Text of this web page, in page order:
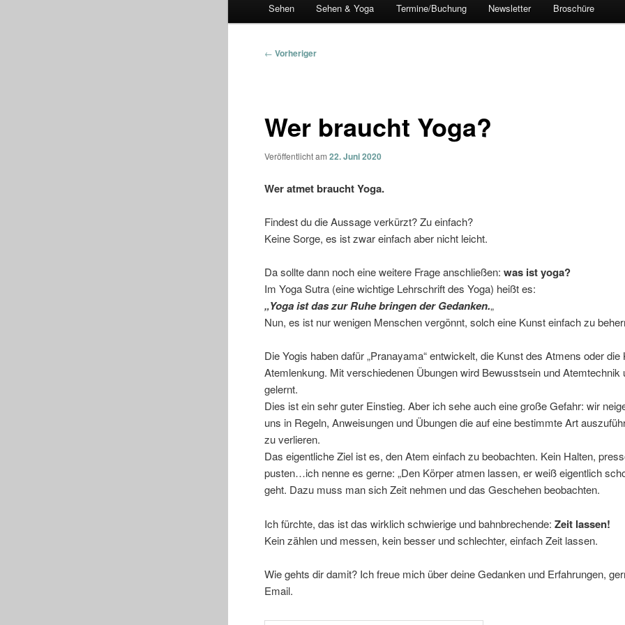
Sehen Sehen & Yoga Termine/Buchung Newsletter Broschüre
Beitragsnavigation
← Vorheriger
Wer braucht Yoga?
Veröffentlicht am22. Juni 2020
Wer atmet braucht Yoga.
Findest du die Aussage verkürzt? Zu einfach?
Keine Sorge, es ist zwar einfach aber nicht leicht.
Da sollte dann noch eine weitere Frage anschließen:was ist yoga?
Im Yoga Sutra (eine wichtige Lehrschrift des Yoga) heißt es:
„Yoga ist das zur Ruhe bringen der Gedanken.„
Nun, es ist nur wenigen Menschen vergönnt, solch eine Kunst einfach zu
Die Yogis haben dafür „Pranayama“ entwickelt, die Kunst des Atmens oder die
Atemlenkung. Mit verschiedenen Übungen wird Bewusstsein und Atemtechnik
gelernt.
Dies ist ein sehr guter Einstieg. Aber ich sehe auch eine große Gefahr: wir
uns in Regeln, Anweisungen und Übungen die auf eine bestimmte Art
zu verlieren.
Das eigentliche Ziel ist es, den Atem einfach zu beobachten. Kein Halten,
pusten…ich nenne es gerne: „Den Körper atmen lassen, er weiß eigentlich
geht. Dazu muss man sich Zeit nehmen und das Geschehen beobachten.
Ich fürchte, das ist das wirklich schwierige und bahnbrechende: Zeit lassen!
Kein zählen und messen, kein besser und schlechter, einfach Zeit lassen.
Wie gehts dir damit? Ich freue mich über deine Gedanken und Erfahrungen,
Email.